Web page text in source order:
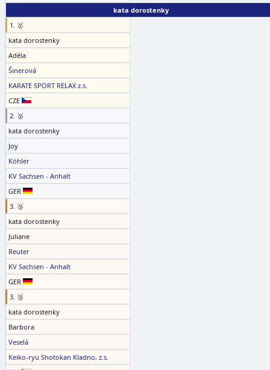
kata dorostenky
1. 🥇
kata dorostenky
Adéla
Šinerová
KARATE SPORT RELAX z.s.
CZE
2. 🥈
kata dorostenky
Joy
Köhler
KV Sachsen - Anhalt
GER
3. 🥉
kata dorostenky
Juliane
Reuter
KV Sachsen - Anhalt
GER
3. 🥉
kata dorostenky
Barbora
Veselá
Keiko-ryu Shotokan Kladno, z.s.